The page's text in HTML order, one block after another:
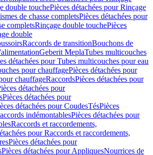
double touchePièces détachées pour Rinçage
de chasse completsPièces détachées pour
completsRinçage double touchePièces
double
Raccords de transitionBouchons de
Geberit MeplaTubes multicouches
détachées pour Tubes multicouches pour eau
pour chauffagePièces détachées pour
chauffageRaccordsPièces détachées pour
détachées pour
Pièces détachées pour
détachées pour CoudesTésPièces
indémontablesPièces détachées pour
Raccords et raccordements,
pour Raccords et raccordements,
Pièces détachées pour
Pièces détachées pour AppliquesNourrices de